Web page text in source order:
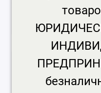
Канцтовары
Принадлежности для